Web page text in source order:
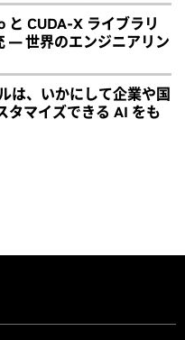
CUDA-X ライブラリ
― 世界のエンジニアリン
は、いかにして企業や国
タマイズできる AI をも